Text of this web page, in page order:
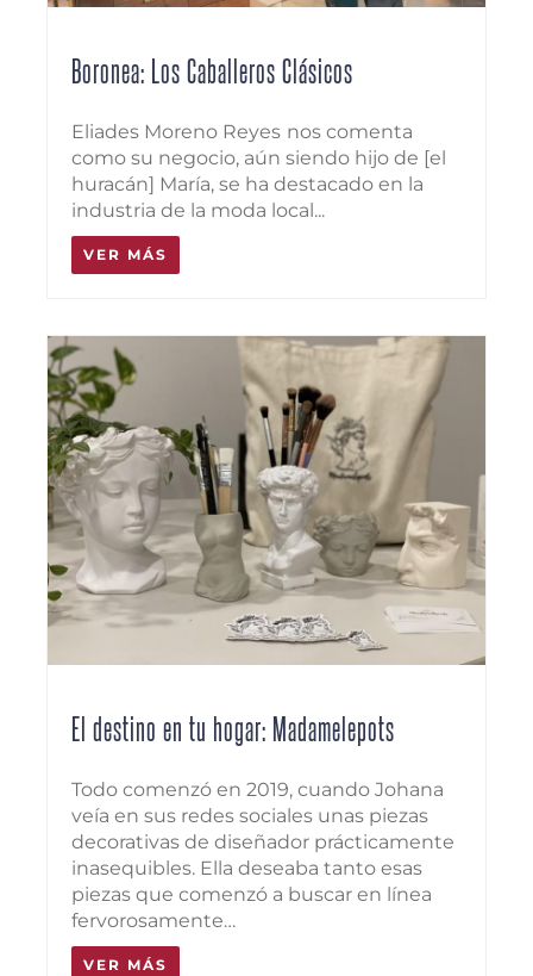
Boronea: Los Caballeros Clásicos
Eliades Moreno Reyes nos comenta
como su negocio, aún siendo hijo de [el
huracán] María, se ha destacado en la
industria de la moda local...
VER MÁS
El destino en tu hogar: Madamelepots
Todo comenzó en 2019, cuando Johana
veía en sus redes sociales unas piezas
decorativas de diseñador prácticamente
inasequibles. Ella deseaba tanto esas
piezas que comenzó a buscar en línea
fervorosamente…
VER MÁS